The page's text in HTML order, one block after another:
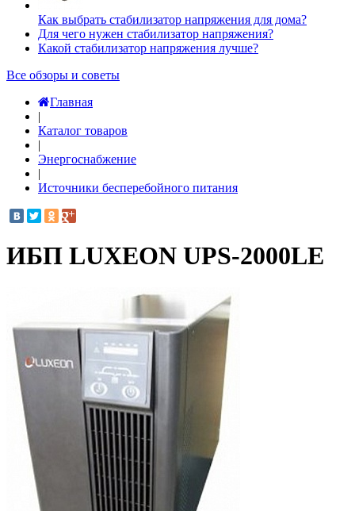
Как выбрать стабилизатор напряжения для дома?
Для чего нужен стабилизатор напряжения?
Какой стабилизатор напряжения лучше?
Все обзоры и советы
Главная
|
Каталог товаров
|
Энергоснабжение
|
Источники бесперебойного питания
ИБП LUXEON UPS-2000LE